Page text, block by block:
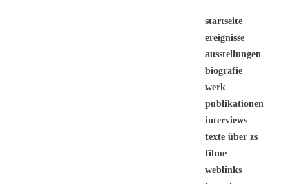
startseite
ereignisse
ausstellungen
biografie
werk
publikationen
interviews
texte über zs
filme
weblinks